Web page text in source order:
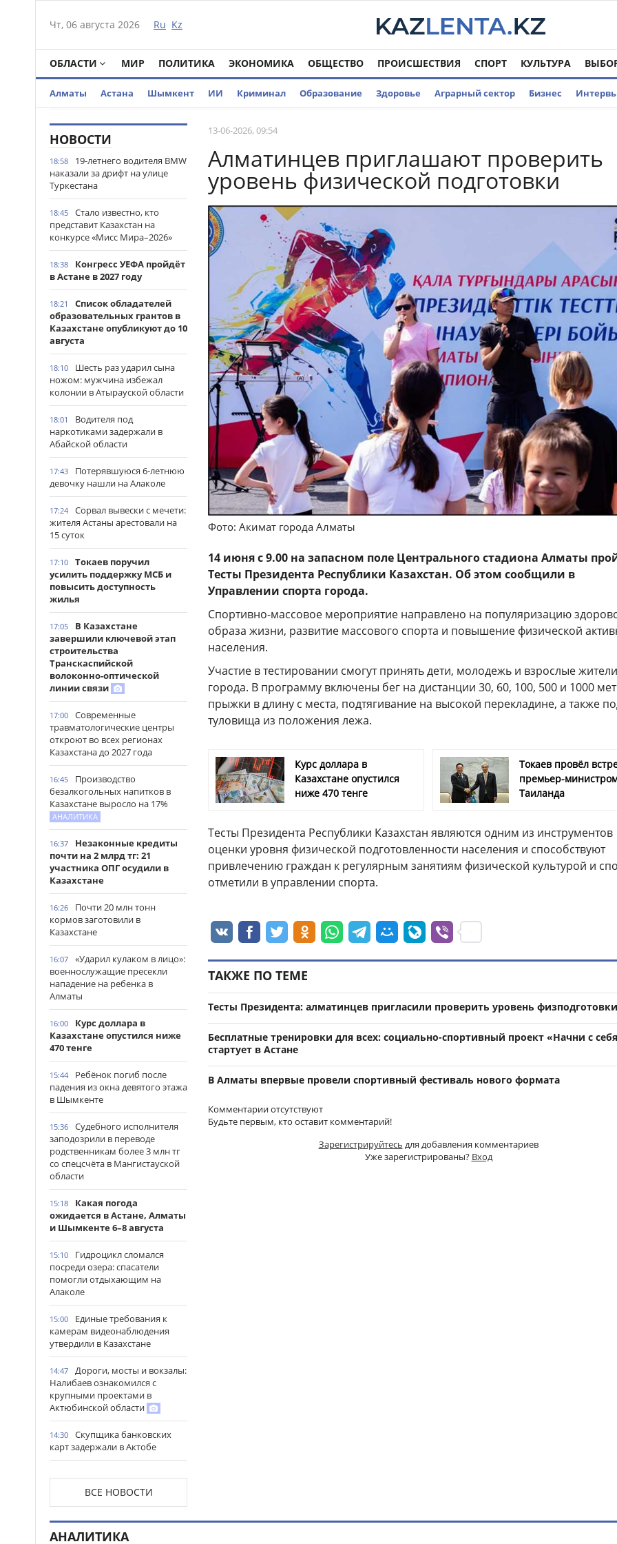
Чт, 06 августа 2026 Ru Kz
ОБЛАСТИ МИР ПОЛИТИКА ЭКОНОМИКА ОБЩЕСТВО ПРОИСШЕСТВИЯ СПОРТ КУЛЬТУРА
Алматы Астана Шымкент ИИ Криминал Образование Здоровье Аграрный сектор Бизнес
НОВОСТИ
18:58
19-летнего водителя BMW
наказали за дрифт на улице
Туркестана
18:45
Стало известно, кто
представит Казахстан на
конкурсе «Мисс Мира–2026»
18:38
Конгресс УЕФА пройдёт
в Астане в 2027 году
18:21
Список обладателей
образовательных грантов в
Казахстане опубликуют до 10
августа
18:10
Шесть раз ударил сына
ножом: мужчина избежал
колонии в Атырауской области
18:01
Водителя под
наркотиками задержали в
Абайской области
17:43
Потерявшуюся 6-летнюю
девочку нашли на Алаколе
17:24
Сорвал вывески с мечети:
жителя Астаны арестовали на
15 суток
17:10
Токаев поручил
усилить поддержку МСБ и
повысить доступность
жилья
17:05
В Казахстане
завершили ключевой этап
строительства
Транскаспийской
волоконно-оптической
линии связи
17:00
Современные
травматологические центры
откроют во всех регионах
Казахстана до 2027 года
16:45
Производство
безалкогольных напитков в
Казахстане выросло на 17%
АНАЛИТИКА
16:37
Незаконные кредиты
почти на 2 млрд тг: 21
участника ОПГ осудили в
Казахстане
16:26
Почти 20 млн тонн
кормов заготовили в
Казахстане
16:07
«Ударил кулаком в лицо»:
военнослужащие пресекли
нападение на ребенка в
Алматы
16:00
Курс доллара в
Казахстане опустился ниже
470 тенге
15:44
Ребёнок погиб после
падения из окна девятого этажа
в Шымкенте
15:36
Судебного исполнителя
заподозрили в переводе
родственникам более 3 млн тг
со спецсчёта в Мангистауской
области
15:18
Какая погода
ожидается в Астане, Алматы
и Шымкенте 6–8 августа
15:10
Гидроцикл сломался
посреди озера: спасатели
помогли отдыхающим на
Алаколе
15:00
Единые требования к
камерам видеонаблюдения
утвердили в Казахстане
14:47
Дороги, мосты и вокзалы:
Налибаев ознакомился с
крупными проектами в
Актюбинской области
14:30
Скупщика банковских
карт задержали в Актобе
масштабный республиканский
проект «Читающая нация»
14:14
Иностранных подростков
спасли в горах Алматинской
ВСЕ НОВОСТИ
13-06-2026, 09:54
Алматинцев приглашают проверить
уровень физической подготовки
Фото: Акимат города Алматы
14 июня с 9.00 на запасном поле Центрального стадиона Алматы
Тесты Президента Республики Казахстан. Об этом сообщили в
Управлении спорта города.
Спортивно-массовое мероприятие направлено на популяризацию
образа жизни, развитие массового спорта и повышение физической
населения.
Участие в тестировании смогут принять дети, молодежь и взрослые жители
города. В программу включены бег на дистанции 30, 60, 100, 500 и 1000
прыжки в длину с места, подтягивание на высокой перекладине, а также
туловища из положения лежа.
Курс доллара в
Казахстане опустился
ниже 470 тенге
Токаев провёл
премьер-
Таиланда
Тесты Президента Республики Казахстан являются одним из инструментов
оценки уровня физической подготовленности населения и способствуют
привлечению граждан к регулярным занятиям физической культурой и
отметили в управлении спорта.
ТАКЖЕ ПО ТЕМЕ
Тесты Президента: алматинцев пригласили проверить уровень физподготовки
Бесплатные тренировки для всех: социально-спортивный проект «Начни с
стартует в Астане
В Алматы впервые провели спортивный фестиваль нового формата
Комментарии отсутствуют
Будьте первым, кто оставит комментарий!
Зарегистрируйтесь для добавления комментариев
Уже зарегистрированы? Вход
АНАЛИТИКА